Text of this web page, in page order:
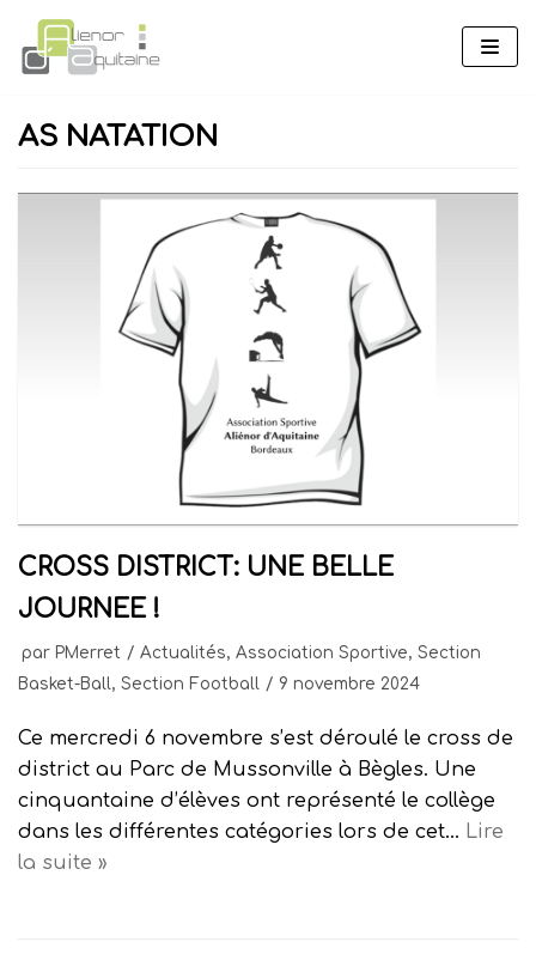
Aller
au
AS NATATION
CROSS DISTRICT: UNE BELLE
JOURNEE !
par PMerret Actualités, Association Sportive, Section
Basket-Ball, Section Football 9 novembre 2024
Ce mercredi 6 novembre s’est déroulé le cross de
district au Parc de Mussonville à Bègles. Une
cinquantaine d’élèves ont représenté le collège
dans les différentes catégories lors de cet… Lire
la suite »